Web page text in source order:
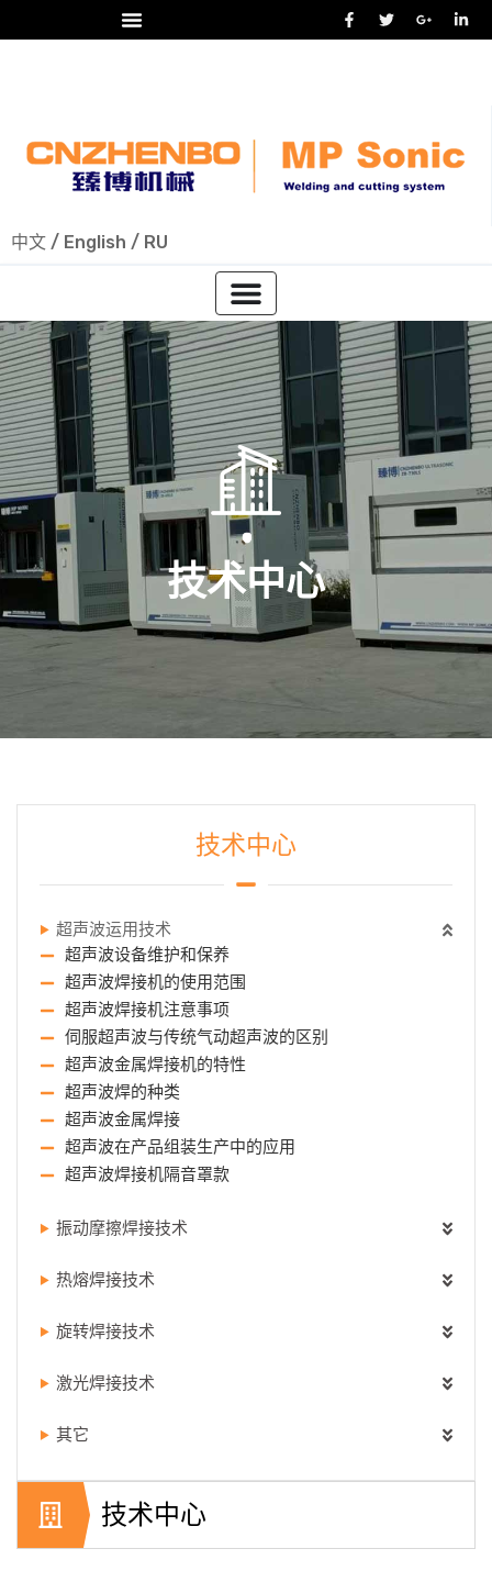
中文 / English / RU
技术中心
技术中心
技术中心
超声波运用技术
超声波设备维护和保养
超声波焊接机的使用范围
超声波焊接机注意事项
伺服超声波与传统气动超声波的区别
超声波金属焊接机的特性
超声波焊的种类
超声波金属焊接
超声波在产品组装生产中的应用
超声波焊接机隔音罩款
振动摩擦焊接技术
热熔焊接技术
旋转焊接技术
激光焊接技术
其它